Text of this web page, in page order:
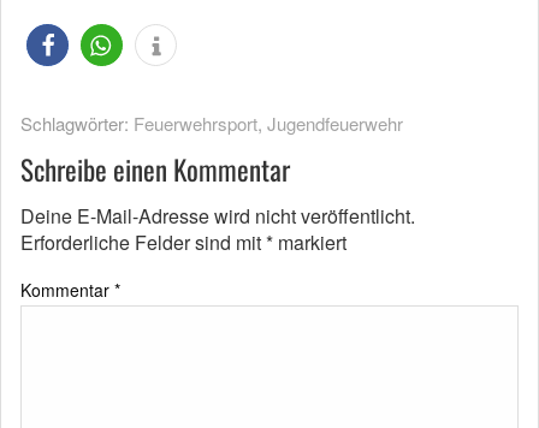
Schlagwörter: Feuerwehrsport, Jugendfeuerwehr
Schreibe einen Kommentar
Deine E-Mail-Adresse wird nicht veröffentlicht.
Erforderliche Felder sind mit* markiert
Kommentar *